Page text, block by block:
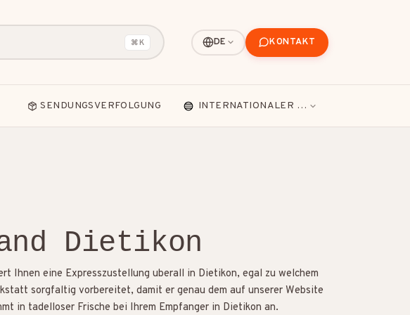
⌘K DE KONTAKT
SENDUNGSVERFOLGUNG INTERNATIONALER VERSAND
Dietikon
Ihnen eine Expresszustellung uberall in Dietikon, egal zu welchem
sorgfaltig vorbereitet, damit er genau dem auf unserer Website
in tadelloser Frische bei Ihrem Empfanger in Dietikon an.